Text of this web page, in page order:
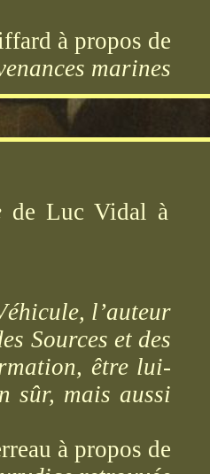
à propos de
marines
de Luc Vidal à
l’auteur
Sources et des
être lui-
sûr, mais aussi
à propos de